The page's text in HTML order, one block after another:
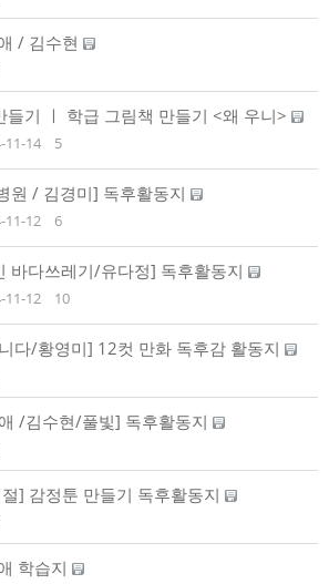
/ 김수현
들기 ㅣ 학급 그림책 만들기 <왜 우니>
11-14 5
원 / 김경미] 독후활동지
11-12 6
바다쓰레기/유다정] 독후활동지
11-12 10
다/황영미] 12컷 만화 독후감 활동지
/김수현/풀빛] 독후활동지
] 감정툰 만들기 독후활동지
학습지